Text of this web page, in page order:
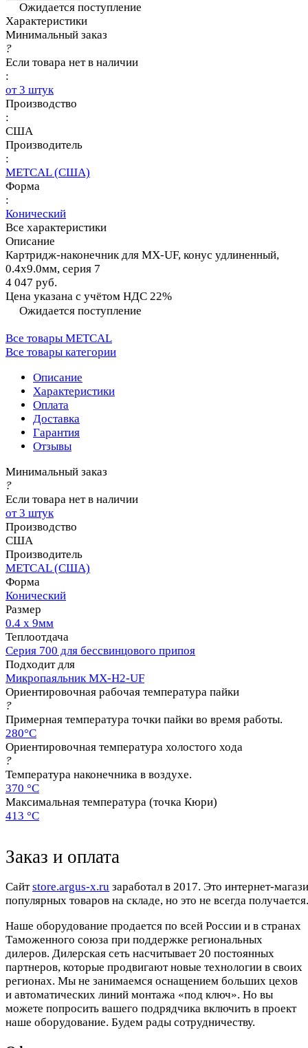
Ожидается поступление
Характеристики
Минимальный заказ
?
Если товара нет в наличии
:
от 3 штук
Производство
:
США
Производитель
:
METCAL (США)
Форма
:
Конический
Все характеристики
Описание
Картридж-наконечник для MX-UF, конус удлиненный,
0.4х9.0мм, серия 7
4 047 руб.
Цена указана с учётом НДС 22%
Ожидается поступление
Все товары METCAL
Все товары категории
Описание
Характеристики
Оплата
Доставка
Гарантия
Отзывы
Минимальный заказ
?
Если товара нет в наличии
от 3 штук
Производство
США
Производитель
METCAL (США)
Форма
Конический
Размер
0.4 x 9мм
Теплоотдача
Серия 700 для бессвинцового припоя
Подходит для
Микропаяльник MX-H2-UF
Ориентировочная рабочая температура пайки
?
Примерная температура точки пайки во время работы.
280°C
Ориентировочная температура холостого хода
?
Температура наконечника в воздухе.
370 °C
Максимальная температура (точка Кюри)
413 °C
Заказ и оплата
Cайтstore.argus-x.ru заработал в 2017. Это интернет-
популярных товаров на складе, но это не всегда
Наше оборудование продается по всей России и в странах
Таможенного союза при поддержке региональных
дилеров. Дилерская сеть насчитывает 20 постоянных
партнеров, которые продвигают новые технологии в своих
регионах. Мы не занимаемся оснащением больших цехов
и автоматических линий монтажа «под ключ». Но вы
можете попросить вашего подрядчика включить в проект
наше оборудование. Будем рады сотрудничеству.